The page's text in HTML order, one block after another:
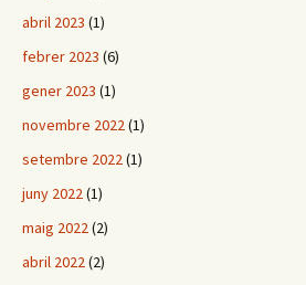
abril 2023 (1)
febrer 2023 (6)
gener 2023 (1)
novembre 2022(1)
setembre 2022(1)
juny 2022(1)
maig 2022(2)
abril 2022(2)